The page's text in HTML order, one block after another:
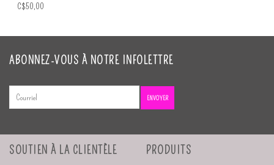
C$50,00
ABONNEZ-VOUS À NOTRE INFOLETTRE
ENVOYER
SOUTIEN À LA CLIENTÈLE PRODUITS